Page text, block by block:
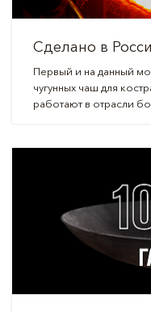
Сделано в
Первый и на данный
чугунных чаш для
работают в отрасли